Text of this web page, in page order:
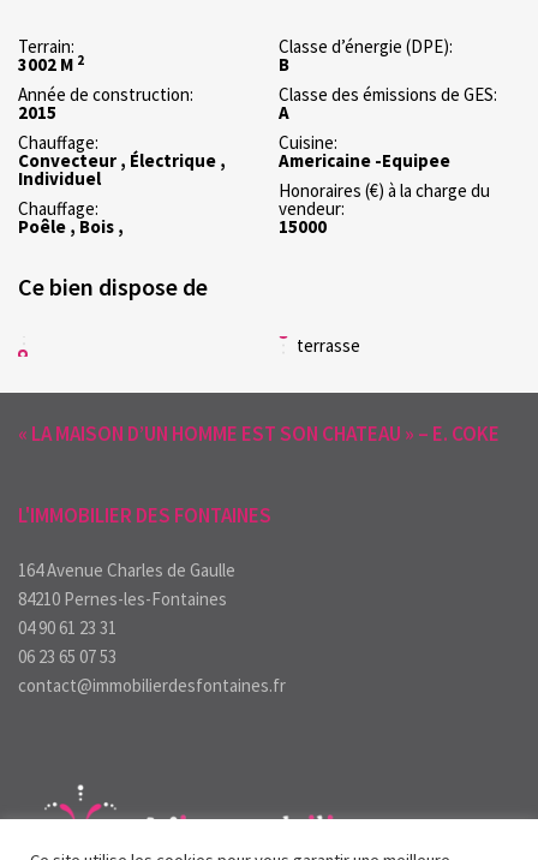
Terrain:
3002 M 2
Année de construction:
2015
Chauffage:
Convecteur , Électrique ,
Individuel
Chauffage:
Poêle , Bois ,
Classe d’énergie (DPE):
B
Classe des émissions de GES:
A
Cuisine:
Americaine -Equipee
Honoraires (€) à la charge du
vendeur:
15000
Ce bien dispose de
terrasse
« LA MAISON D’UN HOMME EST SON CHATEAU » – E. COKE
L'IMMOBILIER DES FONTAINES
164 Avenue Charles de Gaulle
84210 Pernes-les-Fontaines
04 90 61 23 31
06 23 65 07 53
contact@immobilierdesfontaines.fr